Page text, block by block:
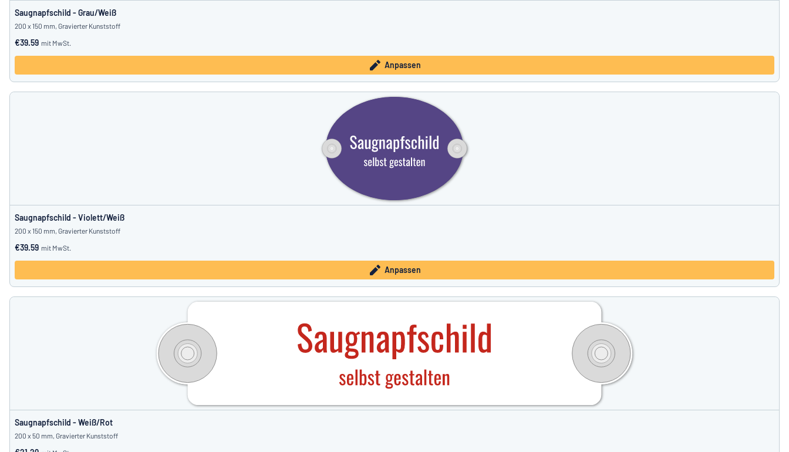
Saugnapfschild - Grau/Weiß
200 x 150 mm, Gravierter Kunststoff
€39.59 mit MwSt.
Anpassen
Saugnapfschild - Violett/Weiß
200 x 150 mm, Gravierter Kunststoff
€39.59 mit MwSt.
Anpassen
Saugnapfschild - Weiß/Rot
200 x 50 mm, Gravierter Kunststoff